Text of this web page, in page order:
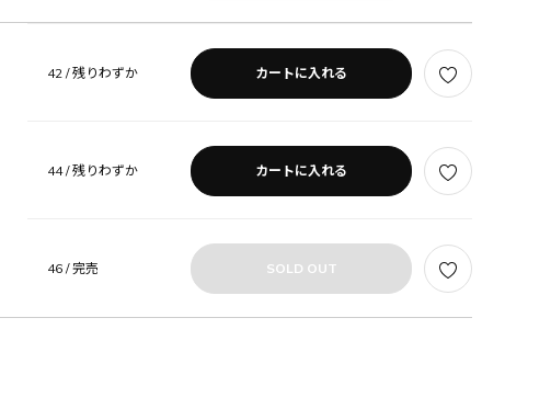
42 /残りわずか カートに入れる
44 /残りわずか カートに入れる
46 /完売 SOLD OUT